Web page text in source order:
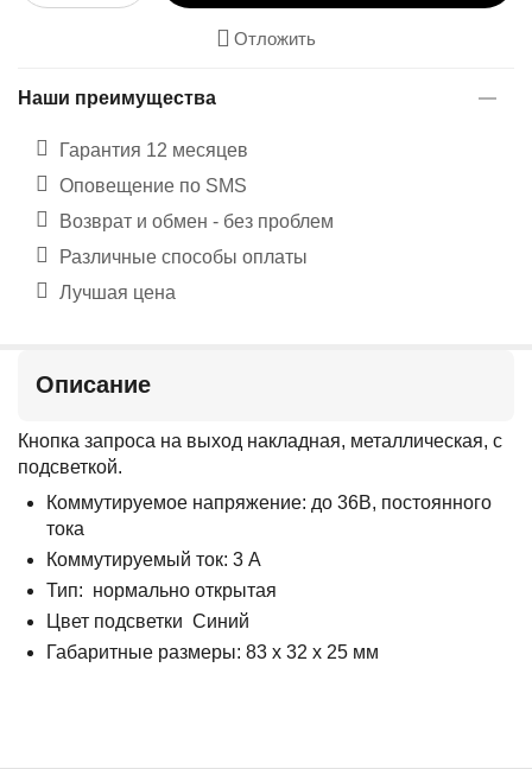
Отложить
Наши преимущества
Гарантия 12 месяцев
Оповещение по SMS
Возврат и обмен - без проблем
Различные способы оплаты
Лучшая цена
Описание
Кнопка запроса на выход накладная, металлическая, с
подсветкой.
Коммутируемое напряжение: до 36В, постоянного
тока
Коммутируемый ток: 3 А
Тип: нормально открытая
Цвет подсветки Синий
Габаритные размеры: 83 х 32 х 25 мм